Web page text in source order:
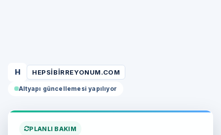
H HEPSIBIRREYONUM.COM
Altyapı güncellemesi yapılıyor
PLANLI BAKIM